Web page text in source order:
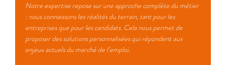
Notre expertise repose sur une approche complète du métier
: nous connaissons les réalités du terrain, tant pour les
entreprises que pour les candidats. Cela nous permet de
proposer des solutions personnalisées qui répondent aux
enjeux actuels du marché de l’emploi.